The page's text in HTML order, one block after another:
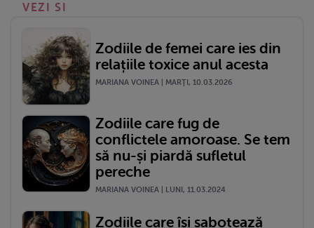
VEZI SI
Zodiile de femei care ies din
relațiile toxice anul acesta
MARIANA VOINEA | MARŢI, 10.03.2026
Zodiile care fug de
conflictele amoroase. Se tem
să nu-și piardă sufletul
pereche
MARIANA VOINEA | LUNI, 11.03.2024
Zodiile care își sabotează